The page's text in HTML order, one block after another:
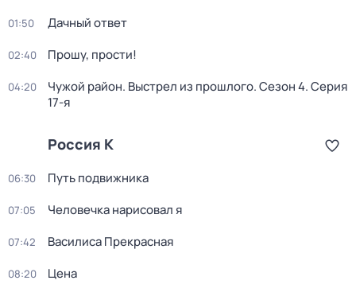
01:50 Дачный ответ
02:40 Прошу, прости!
04:20 Чужой район. Выстрел из прошлого. Сезон 4. Серия
17-я
Россия К
06:30 Путь подвижника
07:05 Человечка нарисовал я
07:42 Василиса Прекрасная
08:20 Цена